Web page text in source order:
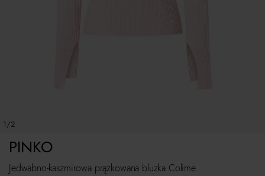
1/2
Jedwabno-kaszmirowa prążkowana bluzka Colime
PINKO